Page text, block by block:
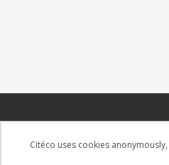
Citéco uses cookies anonymously,